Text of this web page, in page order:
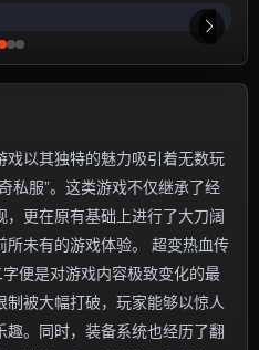
以其独特的魅力吸引着无数玩
私服”。这类游戏不仅继承了经
更在原有基础上进行了大刀阔
所未有的游戏体验。 超变热血传
便是对游戏内容极致变化的最
被大幅打破，玩家能够以惊人
。同时，装备系统也经历了翻